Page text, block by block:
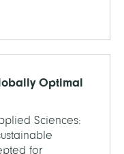
Optimal
Sciences:
for